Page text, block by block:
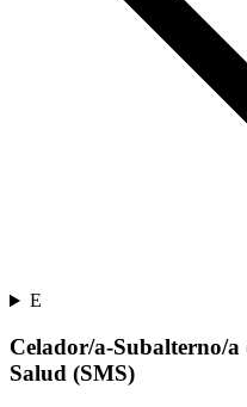
E
Celador/a-Subalterno/
Salud (SMS)